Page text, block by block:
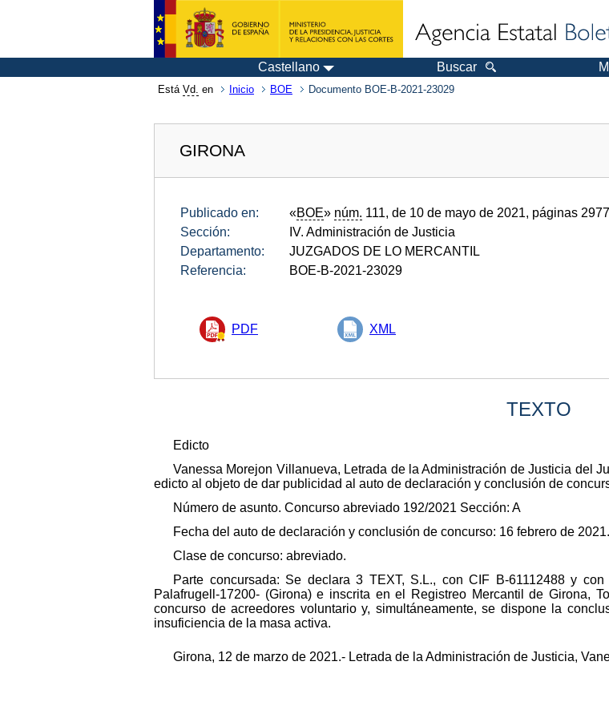
Castellano Buscar
Está Vd. en Inicio BOE Documento BOE-B-2021-23029
GIRONA
Publicado en: «BOE» núm. 111, de 10 de mayo de 2021, páginas
Sección:
IV. Administración de Justicia
Departamento:
JUZGADOS DE LO MERCANTIL
Referencia:
BOE-B-2021-23029
PDF XML
TEXTO
Edicto
Vanessa Morejon Villanueva, Letrada de la Administración de Justicia del
edicto al objeto de dar publicidad al auto de declaración y conclusión de
Número de asunto. Concurso abreviado 192/2021 Sección: A
Fecha del auto de declaración y conclusión de concurso: 16 febrero de 2021.
Clase de concurso: abreviado.
Parte concursada: Se declara 3 TEXT, S.L., con CIF B-61112488 y
Palafrugell-17200- (Girona) e inscrita en el Registreo Mercantil de Girona,
concurso de acreedores voluntario y, simultáneamente, se dispone la
insuficiencia de la masa activa.
Girona, 12 de marzo de 2021.- Letrada de la Administración de Justicia,